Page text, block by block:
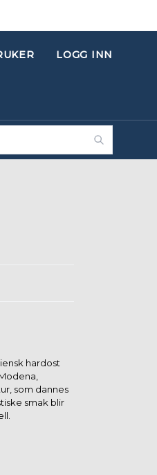
LOGG INN
hardost
som dannes
smak blir